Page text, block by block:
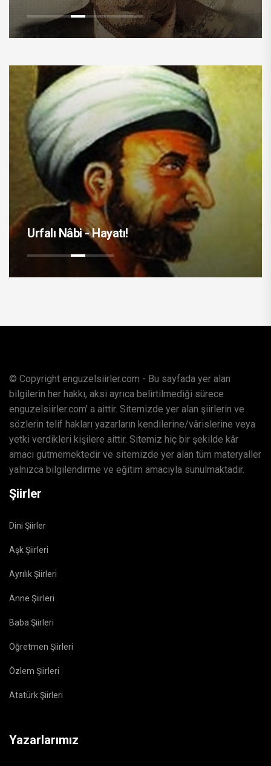
Urfalı Nâbi - Hayatı!
© Copyright enguzelsiirler.com - Bu sayfada yer alan
bilgilerin her hakkı, aksi ayrıca belirtilmediği sürece
enguzelsiirler.com' a aittir. Sitemizde yer alan şiirlerin ve
sözlerin telif hakları yazarların kendilerine/vârislerine veya
yetki verdikleri kişilere aittir. Sitemiz hiç bir şekilde kâr
amacı gütmemektedir ve sitemizde yer alan tüm materyaller
yalnızca bilgilendirme ve eğitim amacıyla sunulmaktadır.
Şiirler
Dini Şiirler
Aşk Şiirleri
Ayrılık Şiirleri
Anne Şiirleri
Baba Şiirleri
Öğretmen Şiirleri
Özlem Şiirleri
Atatürk Şiirleri
Yazarlarımız